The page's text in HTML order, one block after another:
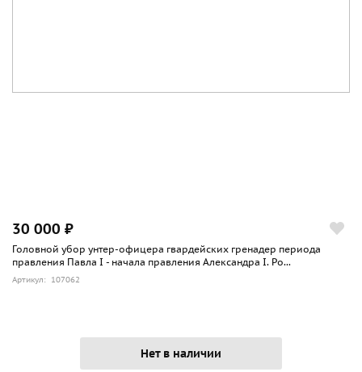
30 000 ₽
Головной убор унтер-офицера гвардейских гренадер периода
правления Павла I - начала правления Александра I. Ро...
Артикул: 107062
Нет в наличии